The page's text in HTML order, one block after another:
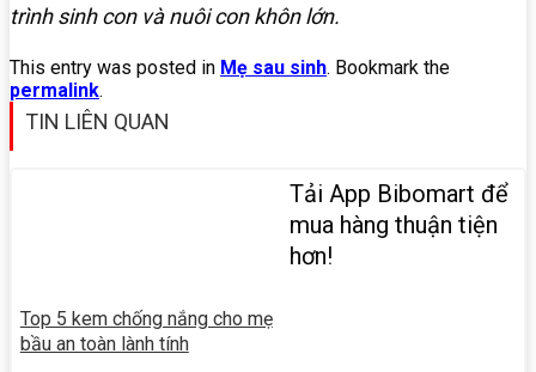
trình sinh con và nuôi con khôn lớn.
This entry was posted in Mẹ sau sinh. Bookmark the
permalink.
TIN LIÊN QUAN
Top 5 kem chống nắng cho mẹ
bầu an toàn lành tính
Tải App Bibomart để
mua hàng thuận tiện
hơn!